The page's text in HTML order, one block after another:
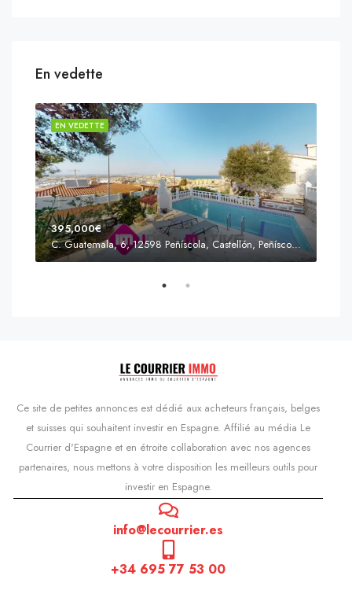
En vedette
EN VEDETTE
395,000€
C. Guatemala, 6, 12598 Peñíscola, Castellón, Peñíscola, Communauté valencienne
Ce site de petites annonces est dédié aux acheteurs français, belges
et suisses qui souhaitent investir en Espagne. Affilié au média Le
Courrier d'Espagne et en étroite collaboration avec nos agences
partenaires, nous mettons à votre disposition les meilleurs outils pour
investir en Espagne.
info@lecourrier.es
+34 695 77 53 00